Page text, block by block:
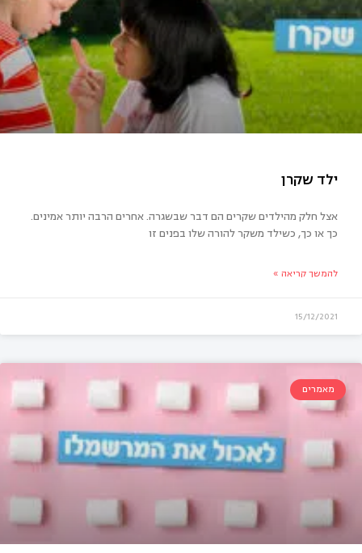
דומה לאימא שלה
שקרן
אצל חלק מהילדים שקרים הם דבר שבשגרה. אחרים הרבה יותר אמינים.
כך או כך, כשילד משקר להורה שלו בפנים זו
להמשך קריאה »
15/12/2021
מאמרים